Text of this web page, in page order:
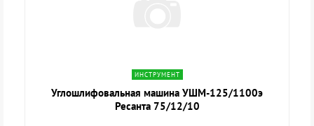
ИНСТРУМЕНТ
Углошлифовальная машина УШМ-125/1100э
Ресанта 75/12/10